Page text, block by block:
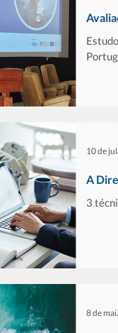
A
3
10 de
8 de